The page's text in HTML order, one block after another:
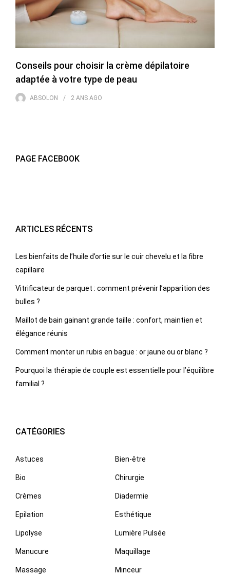
Conseils pour choisir la crème dépilatoire
adaptée à votre type de peau
ABSOLON 2 ANS AGO
PAGE FACEBOOK
ARTICLES RÉCENTS
Les bienfaits de l’huile d’ortie sur le cuir chevelu et la fibre
capillaire
Vitrificateur de parquet : comment prévenir l’apparition des
bulles ?
Maillot de bain gainant grande taille : confort, maintien et
élégance réunis
Comment monter un rubis en bague : or jaune ou or blanc ?
Pourquoi la thérapie de couple est essentielle pour l’équilibre
familial ?
CATÉGORIES
Astuces Bien-être
Bio Chirurgie
Crèmes Diadermie
Epilation Esthétique
Lipolyse Lumière Pulsée
Manucure Maquillage
Massage Minceur